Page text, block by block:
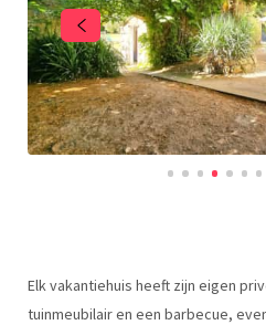
Elk vakantiehuis heeft zijn eigen
tuinmeubilair en een barbecue,